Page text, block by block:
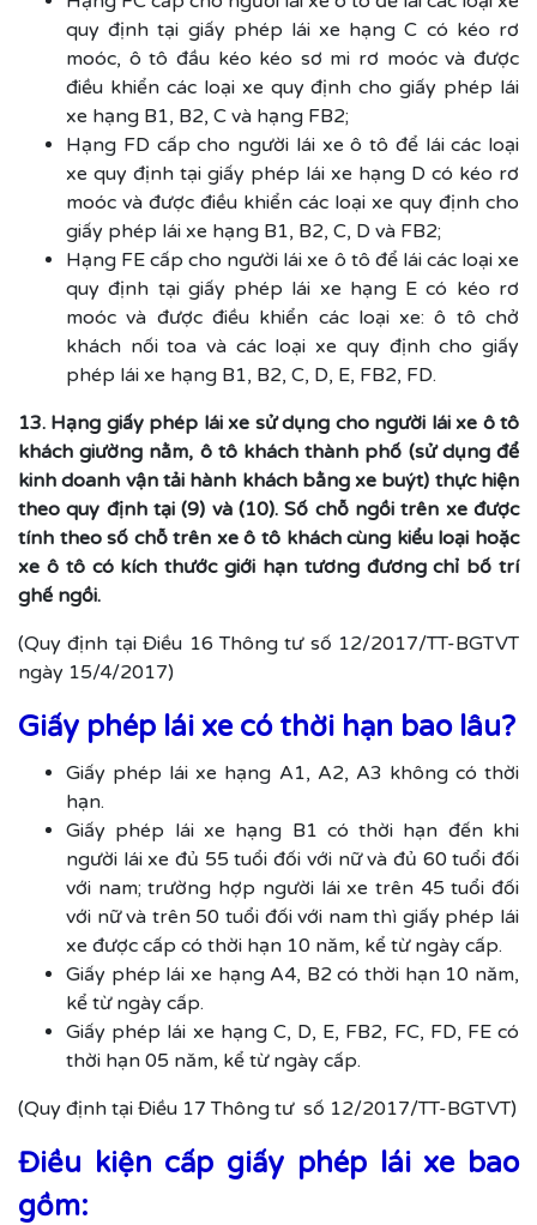
quy định tại giấy phép lái xe hạng C có kéo rơ
moóc, ô tô đầu kéo kéo sơ mi rơ moóc và được
điều khiển các loại xe quy định cho giấy phép lái
xe hạng B1, B2, C và hạng FB2;
Hạng FD cấp cho người lái xe ô tô để lái các loại
xe quy định tại giấy phép lái xe hạng D có kéo rơ
moóc và được điều khiển các loại xe quy định cho
giấy phép lái xe hạng B1, B2, C, D và FB2;
Hạng FE cấp cho người lái xe ô tô để lái các loại xe
quy định tại giấy phép lái xe hạng E có kéo rơ
moóc và được điều khiển các loại xe: ô tô chở
khách nối toa và các loại xe quy định cho giấy
phép lái xe hạng B1, B2, C, D, E, FB2, FD.
13. Hạng giấy phép lái xe sử dụng cho người lái xe ô tô
khách giường nằm, ô tô khách thành phố (sử dụng để
kinh doanh vận tải hành khách bằng xe buýt) thực hiện
theo quy định tại (9) và (10). Số chỗ ngồi trên xe được
tính theo số chỗ trên xe ô tô khách cùng kiểu loại hoặc
xe ô tô có kích thước giới hạn tương đương chỉ bố trí
ghế ngồi.
(Quy định tại Điều 16 Thông tư số 12/2017/TT-BGTVT
ngày 15/4/2017)
Giấy phép lái xe có thời hạn bao lâu?
Giấy phép lái xe hạng A1, A2, A3 không có thời
hạn.
Giấy phép lái xe hạng B1 có thời hạn đến khi
người lái xe đủ 55 tuổi đối với nữ và đủ 60 tuổi đối
với nam; trường hợp người lái xe trên 45 tuổi đối
với nữ và trên 50 tuổi đối với nam thì giấy phép lái
xe được cấp có thời hạn 10 năm, kể từ ngày cấp.
Giấy phép lái xe hạng A4, B2 có thời hạn 10 năm,
kể từ ngày cấp.
Giấy phép lái xe hạng C, D, E, FB2, FC, FD, FE có
thời hạn 05 năm, kể từ ngày cấp.
(Quy định tại Điều 17 Thông tư số 12/2017/TT-BGTVT)
Điều kiện cấp giấy phép lái xe bao
gồm: